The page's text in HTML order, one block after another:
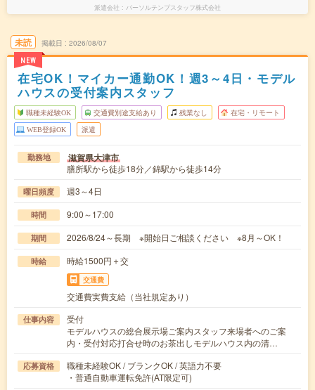
派遣会社 パーソルテンプスタッフ株式会社
未読
NEW
掲載日 2026/08/07
在宅OK！マイカー通勤OK！週3～4日・モデル
ハウスの受付案内スタッフ
職種未経験OK 交通費別途支給あり 残業なし 在宅・リモート
WEB登録OK 派遣
勤務地 滋賀県大津市
膳所駅から徒歩18分／錦駅から徒歩14分
曜日頻度 週3～4日
時間 9:00～17:00
期間 2026/8/24～長期 ※開始日ご相談ください ※8月～OK！
時給 時給1500円＋交
交通費
交通費実費支給（当社規定あり）
仕事内容
受付
モデルハウスの総合展示場ご案内スタッフ来場者へのご案
内・受付対応打合せ時のお茶出しモデルハウス内の清…
応募資格
職種未経験OK / ブランクOK / 英語力不要
・普通自動車運転免許(AT限定可)